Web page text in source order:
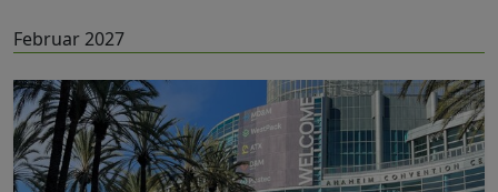
Februar 2027